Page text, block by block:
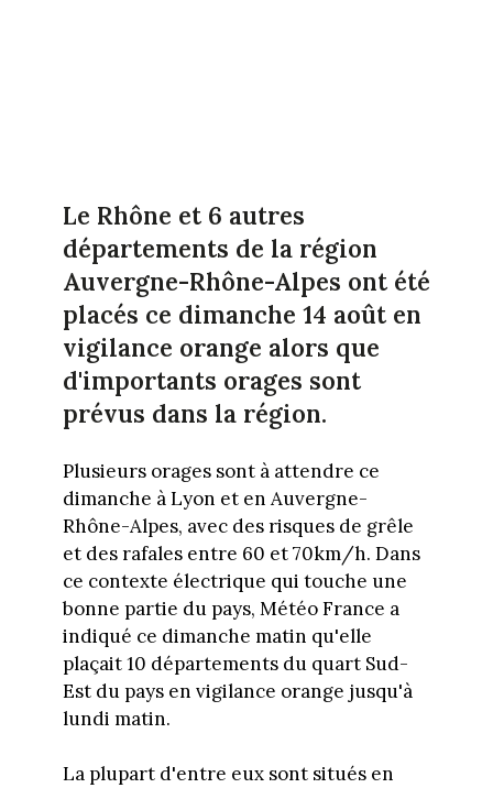
Le Rhône et 6 autres
départements de la région
Auvergne-Rhône-Alpes ont été
placés ce dimanche 14 août en
vigilance orange alors que
d'importants orages sont
prévus dans la région.
Plusieurs orages sont à attendre ce
dimanche à Lyon et en Auvergne-
Rhône-Alpes, avec des risques de grêle
et des rafales entre 60 et 70km/h. Dans
ce contexte électrique qui touche une
bonne partie du pays, Météo France a
indiqué ce dimanche matin qu'elle
plaçait 10 départements du quart Sud-
Est du pays en vigilance orange jusqu'à
lundi matin.
La plupart d'entre eux sont situés en